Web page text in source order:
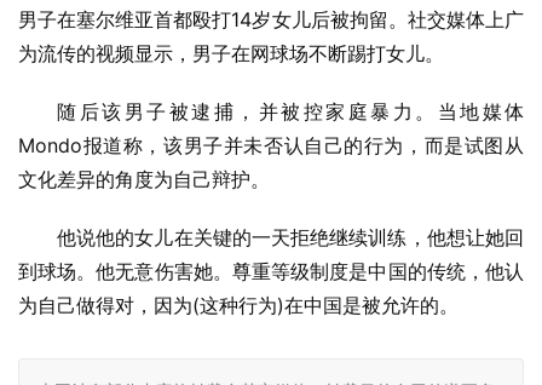
男子在塞尔维亚首都殴打14岁女儿后被拘留。社交媒体上广
为流传的视频显示，男子在网球场不断踢打女儿。
随后该男子被逮捕，并被控家庭暴力。当地媒体
Mondo报道称，该男子并未否认自己的行为，而是试图从
文化差异的角度为自己辩护。
他说他的女儿在关键的一天拒绝继续训练，他想让她回
到球场。他无意伤害她。尊重等级制度是中国的传统，他认
为自己做得对，因为(这种行为)在中国是被允许的。